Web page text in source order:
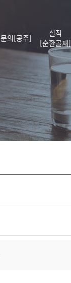
문의[공주]
실적
[순환골재]